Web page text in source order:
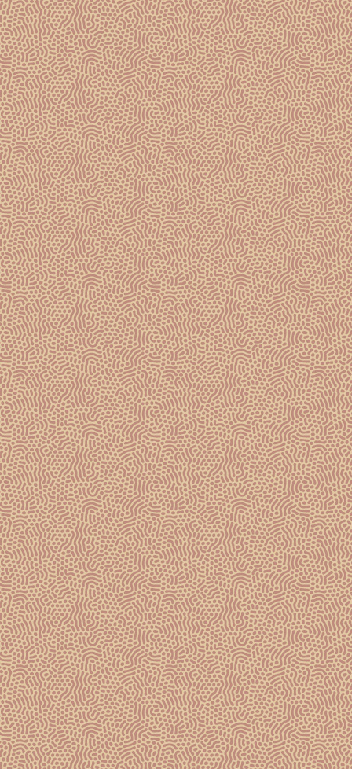
LIRE CET ARTICLE
◄ 1 2 3 4
NOUS SUIVRE
@champagnegossetofficiel
/champagnegossetofficiel
@champagne-gosset
ACHETER EN LIGNE
MAISON GOSSET
NOS ACTUALITÉS
LE DOMAINE
RESPONSABILITÉ SOCIALE
ET ENVIRONNEMENTALE
CHARTE D’EXCELLENCE
GOSSET GRANDE RÉSERVE
GOSSET GRAND ROSÉ
GOSSET GRAND BLANC DE BLANCS
GOSSET PETITE DOUCEUR ROSÉ
12 ANS DE CAVE A MINIMA ROSÉ
GOSSET CELEBRIS VINTAGE 2008
GOSSET CELEBRIS ROSÉ 2008
GOSSET CELEBRIS BLANC DE BLANCS 2012
NOUS CONTACTER
MENTIONS LÉGALES / CGU